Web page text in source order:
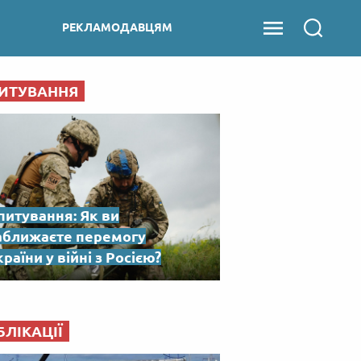
РЕКЛАМОДАВЦЯМ
Як ви
перемогу
у війні з Росією?